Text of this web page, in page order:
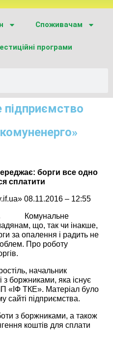
Споживачам
програми
борги все одно
сплатити
08.11.2016 – 12:55
Комунальне
що, так чи інакше,
за опалення і радить не
Про роботу
начальник
з боржниками, яка існує
«ІФ ТКЕ». Матеріал було
сайті підприємства.
з боржниками, а також
коштів для сплати